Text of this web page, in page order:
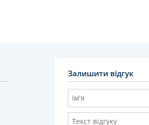
Залишити відгук